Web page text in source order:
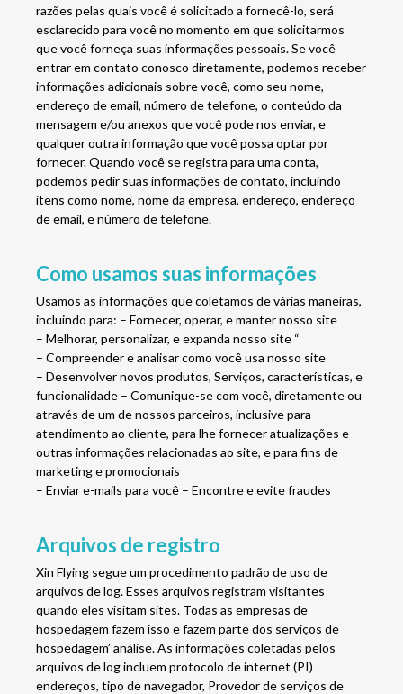
razões pelas quais você é solicitado a fornecê-lo, será
esclarecido para você no momento em que solicitarmos
que você forneça suas informações pessoais. Se você
entrar em contato conosco diretamente, podemos receber
informações adicionais sobre você, como seu nome,
endereço de email, número de telefone, o conteúdo da
mensagem e/ou anexos que você pode nos enviar, e
qualquer outra informação que você possa optar por
fornecer. Quando você se registra para uma conta,
podemos pedir suas informações de contato, incluindo
itens como nome, nome da empresa, endereço, endereço
de email, e número de telefone.
Como usamos suas informações
Usamos as informações que coletamos de várias maneiras,
incluindo para: – Fornecer, operar, e manter nosso site
– Melhorar, personalizar, e expanda nosso site “
– Compreender e analisar como você usa nosso site
– Desenvolver novos produtos, Serviços, características, e
funcionalidade – Comunique-se com você, diretamente ou
através de um de nossos parceiros, inclusive para
atendimento ao cliente, para lhe fornecer atualizações e
outras informações relacionadas ao site, e para fins de
marketing e promocionais
– Enviar e-mails para você – Encontre e evite fraudes
Arquivos de registro
Xin Flying segue um procedimento padrão de uso de
arquivos de log. Esses arquivos registram visitantes
quando eles visitam sites. Todas as empresas de
hospedagem fazem isso e fazem parte dos serviços de
hospedagem’ análise. As informações coletadas pelos
arquivos de log incluem protocolo de internet (PI)
endereços, tipo de navegador, Provedor de serviços de